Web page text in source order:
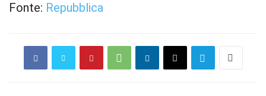
Fonte: Repubblica